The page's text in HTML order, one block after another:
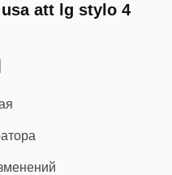
att lg stylo 4